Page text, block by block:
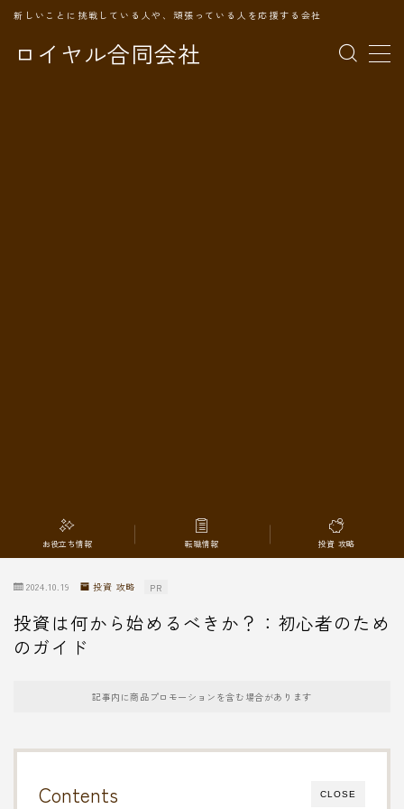
ロイヤル合同会社
新しいことに挑戦している人や、頑張っている人を応援する会社
MENU
お役立ち情報 転職情報 投資 攻略
2024.10.19 投資 攻略 PR
投資は何から始めるべきか？：初心者のため
のガイド
記事内に商品プロモーションを含む場合があります
CLOSE
Contents